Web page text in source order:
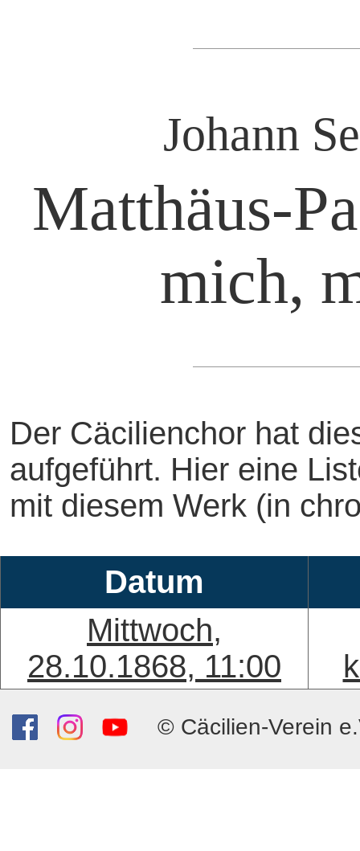
Johann
Matthäus-
mich,
Der Cäcilienchor hat
aufgeführt. Hier eine
mit diesem Werk (in
Datum
Mittwoch,
28.10.1868, 11:00
© Cäcilien-Verein